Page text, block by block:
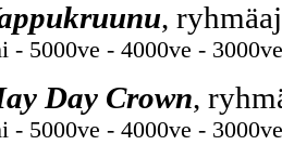
,
- 5000ve - 4000ve -
Day Crown,
- 5000ve - 4000ve -